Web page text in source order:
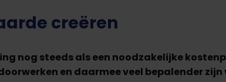
creëren
nog steeds als een noodzakelijke
en daarmee veel bepalender